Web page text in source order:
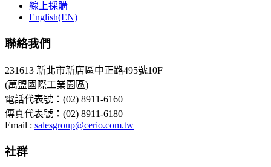
線上採購
English(EN)
聯絡我們
231613 新北市新店區中正路495號10F
(萬盟國際工業園區)
電話代表號：(02) 8911-6160
傳真代表號：(02) 8911-6180
Email : salesgroup@cerio.com.tw
社群